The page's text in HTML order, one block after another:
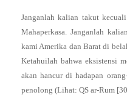
Janganlah kalian takut
Mahaperkasa. Janganlah
kami Amerika dan Barat di
Ketahuilah bahwa eksistensi
akan hancur di hadapan
penolong (Lihat: QS ar-Rum